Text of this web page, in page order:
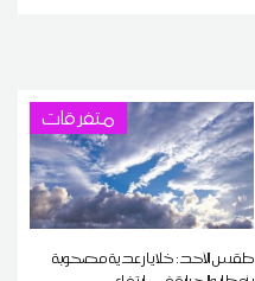
متفرقات
طقس الأحد: خلايا رعدية مصحوبة